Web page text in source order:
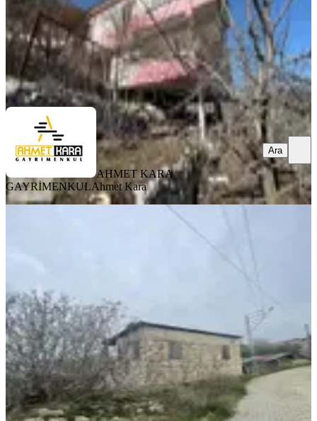
AHMET KARA GAYRİMENKULAhmet Kara
Ara
AHMET KARA
GAYRİMENKULAhmet Kara
Ara
(tek Yetkili) Kadim'den
3+1·255 m²
2.900.000 ₺ 2.950.000 ₺
KADİM GYD GAYRİMENKUL YATIRIM
DANIŞMANLIĞIKadim Alanya